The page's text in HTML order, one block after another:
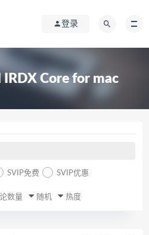
登录
IRDX Core for mac
SVIP免费 SVIP优惠
数量 随机 热度